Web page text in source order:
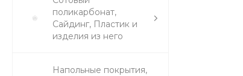
поликарбонат,
Сайдинг, Пластик и
изделия из него
Напольные покрытия,